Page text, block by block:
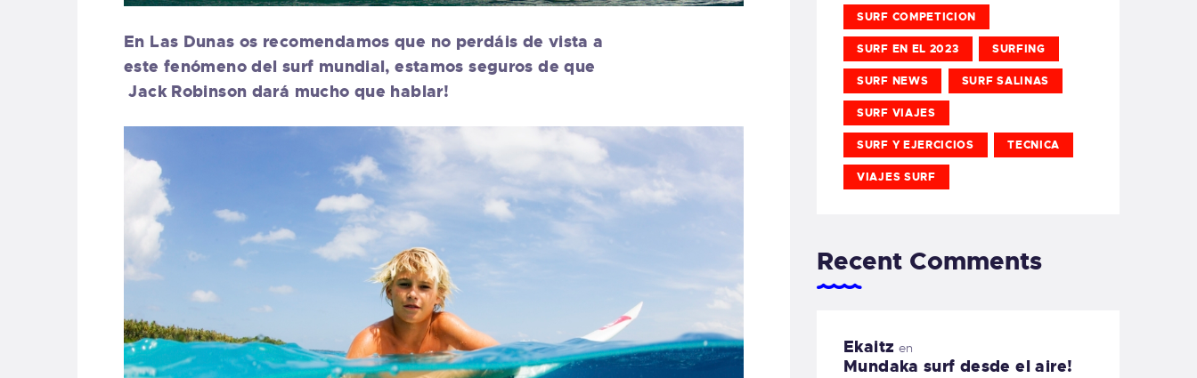
En Las Dunas os recomendamos que no perdáis de vista a
este fenómeno del surf mundial, estamos seguros de que
Jack Robinson dará mucho que hablar!
SURF COMPETICION
SURF EN EL 2023 SURFING
SURF NEWS SURF SALINAS
SURF VIAJES
SURF Y EJERCICIOS TECNICA
VIAJES SURF
Recent Comments
Ekaitz en
Mundaka surf desde el aire!